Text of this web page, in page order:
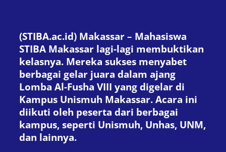
(STIBA.ac.id) Makassar – Mahasiswa
STIBA Makassar lagi-lagi membuktikan
kelasnya. Mereka sukses menyabet
berbagai gelar juara dalam ajang
Lomba Al-Fusha VIII yang digelar di
Kampus Unismuh Makassar. Acara ini
diikuti oleh peserta dari berbagai
kampus, seperti Unismuh, Unhas, UNM,
dan lainnya.